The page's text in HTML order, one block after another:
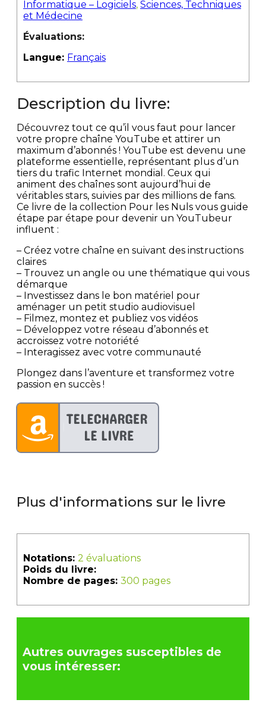
Informatique – Logiciels, Sciences, Techniques
et Médecine
Évaluations:
Langue: Français
Description du livre:
Découvrez tout ce qu’il vous faut pour lancer
votre propre chaîne YouTube et attirer un
maximum d’abonnés ! YouTube est devenu une
plateforme essentielle, représentant plus d’un
tiers du trafic Internet mondial. Ceux qui
animent des chaînes sont aujourd’hui de
véritables stars, suivies par des millions de fans.
Ce livre de la collection Pour les Nuls vous guide
étape par étape pour devenir un YouTubeur
influent :
– Créez votre chaîne en suivant des instructions
claires
– Trouvez un angle ou une thématique qui vous
démarque
– Investissez dans le bon matériel pour
aménager un petit studio audiovisuel
– Filmez, montez et publiez vos vidéos
– Développez votre réseau d’abonnés et
accroissez votre notoriété
– Interagissez avec votre communauté
Plongez dans l’aventure et transformez votre
passion en succès !
Plus d'informations sur le livre
Notations: 2 évaluations
Poids du livre:
Nombre de pages: 300 pages
Autres ouvrages susceptibles de
vous intéresser: